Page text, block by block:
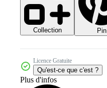
Collection Pin
Licence Gratuite
Qu'est-ce que c'est ?
Plus d'infos